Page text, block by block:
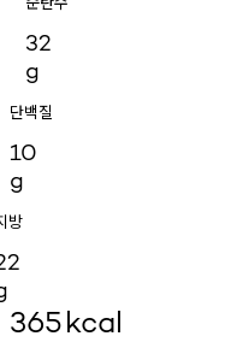
32
g
단백질
10
g
방
365kcal